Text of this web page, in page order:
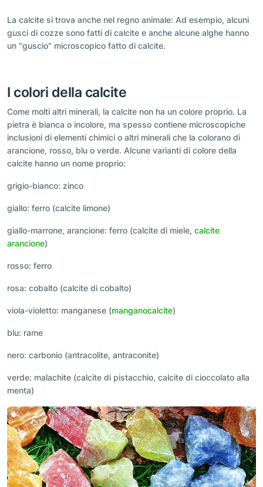
La calcite si trova anche nel regno animale: Ad esempio, alcuni
gusci di cozze sono fatti di calcite e anche alcune alghe hanno
un "guscio" microscopico fatto di calcite.
I colori della calcite
Come molti altri minerali, la calcite non ha un colore proprio. La
pietra è bianca o incolore, ma spesso contiene microscopiche
inclusioni di elementi chimici o altri minerali che la colorano di
arancione, rosso, blu o verde. Alcune varianti di colore della
calcite hanno un nome proprio:
grigio-bianco: zinco
giallo: ferro (calcite limone)
giallo-marrone, arancione: ferro (calcite di miele, calcite
arancione)
rosso: ferro
rosa: cobalto (calcite di cobalto)
viola-violetto: manganese (manganocalcite)
blu: rame
nero: carbonio (antracolite, antraconite)
verde: malachite (calcite di pistacchio, calcite di cioccolato alla
menta)